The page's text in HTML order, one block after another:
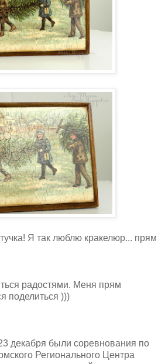
Я так люблю кракелюр... прям
радостями. Меня прям
поделиться )))
декабря были соревнования по
Регионального Центра